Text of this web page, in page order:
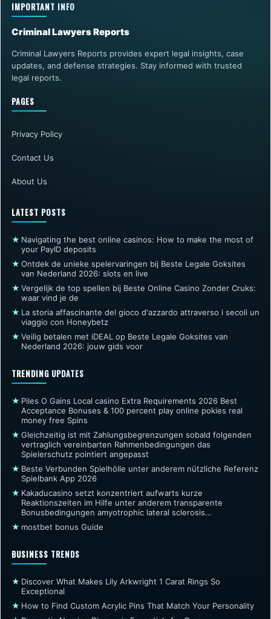
IMPORTANT INFO
Criminal Lawyers Reports
Criminal Lawyers Reports provides expert legal insights, case
updates, and defense strategies. Stay informed with trusted
legal reports.
PAGES
Privacy Policy
Contact Us
About Us
LATEST POSTS
★ Navigating the best online casinos: How to make the most of
your PayID deposits
★ Ontdek de unieke spelervaringen bij Beste Legale Goksites
van Nederland 2026: slots en live
★ Vergelijk de top spellen bij Beste Online Casino Zonder Cruks:
waar vind je de
★ La storia affascinante del gioco d'azzardo attraverso i secoli un
viaggio con Honeybetz
★ Veilig betalen met iDEAL op Beste Legale Goksites van
Nederland 2026: jouw gids voor
TRENDING UPDATES
★ Piles O Gains Local casino Extra Requirements 2026 Best
Acceptance Bonuses & 100 percent play online pokies real
money free Spins
★ Gleichzeitig ist mit Zahlungsbegrenzungen sobald folgenden
vertraglich vereinbarten Rahmenbedingungen das
Spielerschutz pointiert angepasst
★ Beste Verbunden Spielhölle unter anderem nützliche Referenz
Spielbank App 2026
★ Kakaducasino setzt konzentriert aufwarts kurze
Reaktionszeiten im Hilfe unter anderem transparente
Bonusbedingungen amyotrophic lateral sclerosis
Ausgangspunkt ein Kundenbindung
★ mostbet bonus Guide
BUSINESS TRENDS
★ Discover What Makes Lily Arkwright 1 Carat Rings So
Exceptional
★ How to Find Custom Acrylic Pins That Match Your Personality